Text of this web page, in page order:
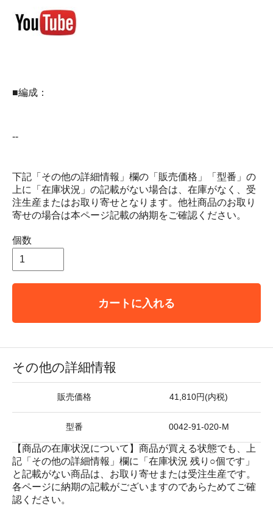
■編成：
--
下記「その他の詳細情報」欄の「販売価格」「型番」の
上に「在庫状況」の記載がない場合は、在庫がなく、受
注生産またはお取り寄せとなります。他社商品のお取り
寄せの場合は本ページ記載の納期をご確認ください。
個数
カートに入れる
その他の詳細情報
販売価格 41,810円(内税)
型番 0042-91-020-M
【商品の在庫状況について】商品が買える状態でも、上
記「その他の詳細情報」欄に「在庫状況 残り○個です」
と記載がない商品は、お取り寄せまたは受注生産です。
各ページに納期の記載がございますのであらためてご確
認ください。